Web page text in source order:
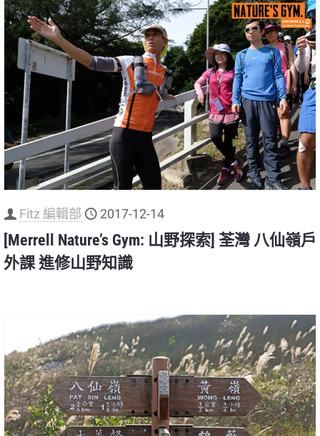
Fitz 編輯部 2017-12-14
[Merrell Nature’s Gym: 山野探索] 荃灣 八仙嶺戶
外課 進修山野知識